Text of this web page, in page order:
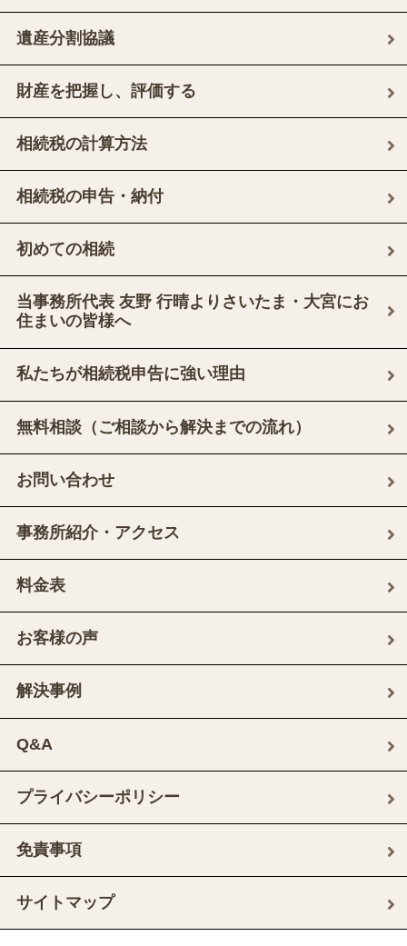
遺産分割協議
財産を把握し、評価する
相続税の計算方法
相続税の申告・納付
初めての相続
当事務所代表 友野 行晴よりさいたま・大宮にお
住まいの皆様へ
私たちが相続税申告に強い理由
無料相談（ご相談から解決までの流れ）
お問い合わせ
事務所紹介・アクセス
料金表
お客様の声
解決事例
Q&A
プライバシーポリシー
免責事項
サイトマップ